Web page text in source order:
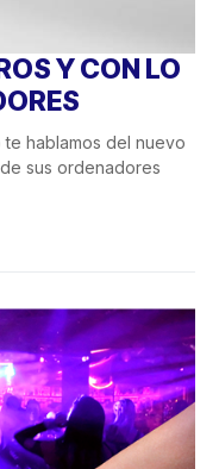
Y CON LO
te hablamos del nuevo
sus ordenadores